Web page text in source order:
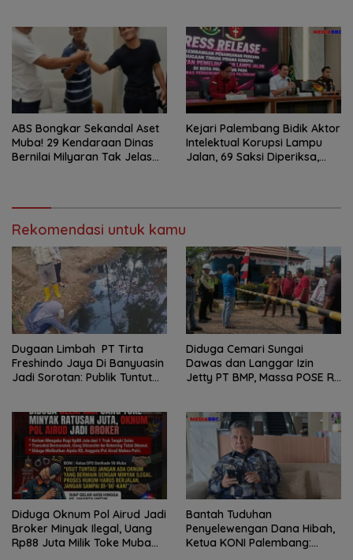
ABS Bongkar Sekandal Aset
Muba! 29 Kendaraan Dinas
Bernilai Milyaran Tak Jelas
Kejari Palembang Bidik Aktor
Intelektual Korupsi Lampu
Jalan, 69 Saksi Diperiksa,
Rekomendasi untuk kamu
Dugaan Limbah PT Tirta
Freshindo Jaya Di Banyuasin
Jadi Sorotan: Publik Tuntut
Diduga Cemari Sungai
Dawas dan Langgar Izin
Jetty PT BMP, Massa POSE RI
Tuntas
Diduga Oknum Pol Airud Jadi
Broker Minyak Ilegal, Uang
Rp88 Juta Milik Toke Muba
Bantah Tuduhan
Penyelewengan Dana Hibah,
Ketua KONI Palembang: